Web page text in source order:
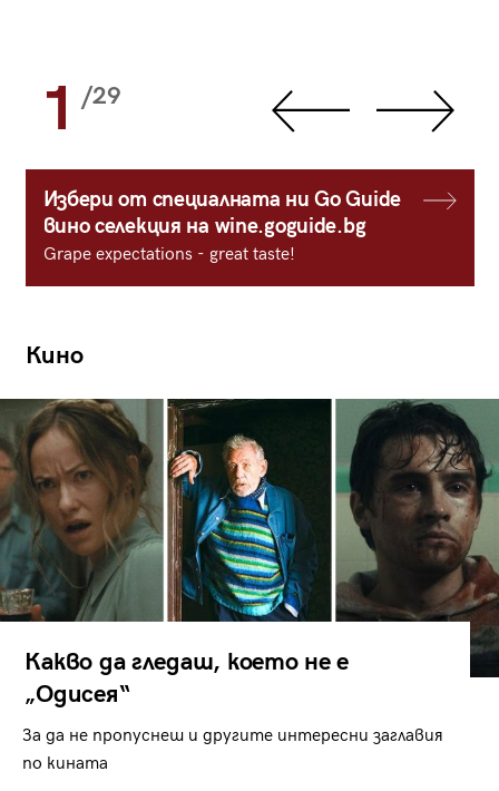
1 /29
Избери от специалната ни Go Guide
вино селекция на wine.goguide.bg
Grape expectations - great taste!
Кино
Какво да гледаш, което не е
„Одисея“
За да не пропуснеш и другите интересни заглавия
по кината